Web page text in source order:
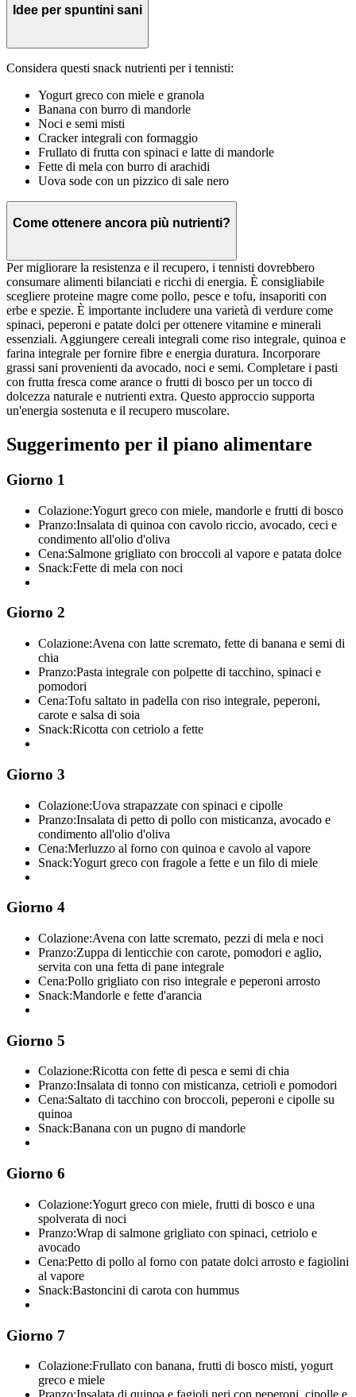
Idee per spuntini sani
Considera questi snack nutrienti per i tennisti:
Yogurt greco con miele e granola
Banana con burro di mandorle
Noci e semi misti
Cracker integrali con formaggio
Frullato di frutta con spinaci e latte di mandorle
Fette di mela con burro di arachidi
Uova sode con un pizzico di sale nero
Come ottenere ancora più nutrienti?
Per migliorare la resistenza e il recupero, i tennisti dovrebbero
consumare alimenti bilanciati e ricchi di energia. È consigliabile
scegliere proteine magre come pollo, pesce e tofu, insaporiti con
erbe e spezie. È importante includere una varietà di verdure come
spinaci, peperoni e patate dolci per ottenere vitamine e minerali
essenziali. Aggiungere cereali integrali come riso integrale, quinoa e
farina integrale per fornire fibre e energia duratura. Incorporare
grassi sani provenienti da avocado, noci e semi. Completare i pasti
con frutta fresca come arance o frutti di bosco per un tocco di
dolcezza naturale e nutrienti extra. Questo approccio supporta
un'energia sostenuta e il recupero muscolare.
Suggerimento per il piano alimentare
Giorno 1
Colazione:Yogurt greco con miele, mandorle e frutti di bosco
Pranzo:Insalata di quinoa con cavolo riccio, avocado, ceci e
condimento all'olio d'oliva
Cena:Salmone grigliato con broccoli al vapore e patata dolce
Snack:Fette di mela con noci
Giorno 2
Colazione:Avena con latte scremato, fette di banana e semi di
chia
Pranzo:Pasta integrale con polpette di tacchino, spinaci e
pomodori
Cena:Tofu saltato in padella con riso integrale, peperoni,
carote e salsa di soia
Snack:Ricotta con cetriolo a fette
Giorno 3
Colazione:Uova strapazzate con spinaci e cipolle
Pranzo:Insalata di petto di pollo con misticanza, avocado e
condimento all'olio d'oliva
Cena:Merluzzo al forno con quinoa e cavolo al vapore
Snack:Yogurt greco con fragole a fette e un filo di miele
Giorno 4
Colazione:Avena con latte scremato, pezzi di mela e noci
Pranzo:Zuppa di lenticchie con carote, pomodori e aglio,
servita con una fetta di pane integrale
Cena:Pollo grigliato con riso integrale e peperoni arrosto
Snack:Mandorle e fette d'arancia
Giorno 5
Colazione:Ricotta con fette di pesca e semi di chia
Pranzo:Insalata di tonno con misticanza, cetrioli e pomodori
Cena:Saltato di tacchino con broccoli, peperoni e cipolle su
quinoa
Snack:Banana con un pugno di mandorle
Giorno 6
Colazione:Yogurt greco con miele, frutti di bosco e una
spolverata di noci
Pranzo:Wrap di salmone grigliato con spinaci, cetriolo e
avocado
Cena:Petto di pollo al forno con patate dolci arrosto e fagiolini
al vapore
Snack:Bastoncini di carota con hummus
Giorno 7
Colazione:Frullato con banana, frutti di bosco misti, yogurt
greco e miele